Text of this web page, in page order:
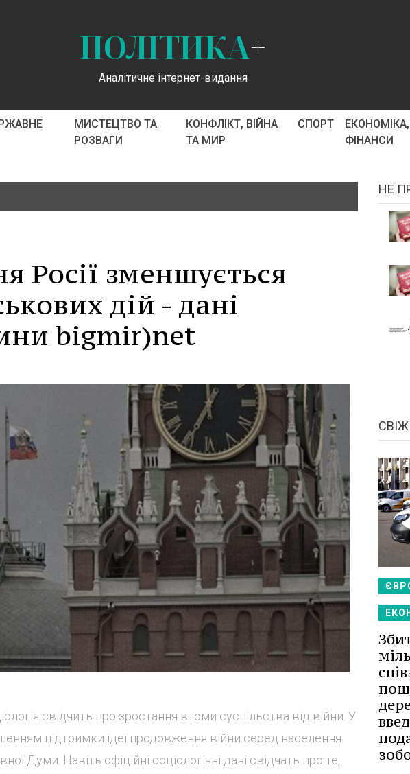
ПОЛІТИКА+
Аналітичне інтернет-видання
МИСТЕЦТВО ТА
РОЗВАГИ
КОНФЛІКТ, ВІЙНА
ТА МИР
СПОРТ
ФІНАНСИ
Росії зменшується
дій - дані
bigmir)net
свідчить про зростання втоми суспільства від війни. У
підтримки ідеї продовження війни серед населення
Думи. Навіть офіційні соціологічні дані свідчать про те,
НЕ